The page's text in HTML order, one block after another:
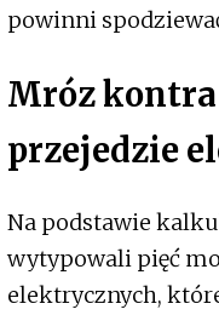
powinni
Mróz
przejedzie
Na podstawie
wytypowali pięć
elektrycznych,